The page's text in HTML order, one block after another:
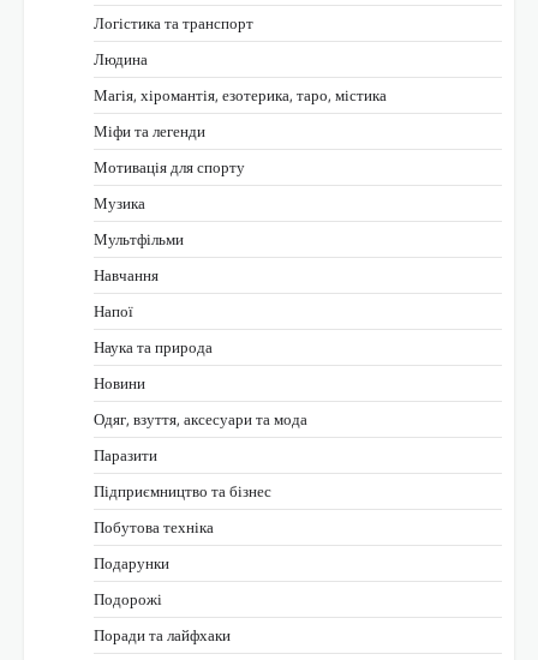
Логістика та транспорт
Людина
Магія, хіромантія, езотерика, таро, містика
Міфи та легенди
Мотивація для спорту
Музика
Мультфільми
Навчання
Напої
Наука та природа
Новини
Одяг, взуття, аксесуари та мода
Паразити
Підприємництво та бізнес
Побутова техніка
Подарунки
Подорожі
Поради та лайфхаки